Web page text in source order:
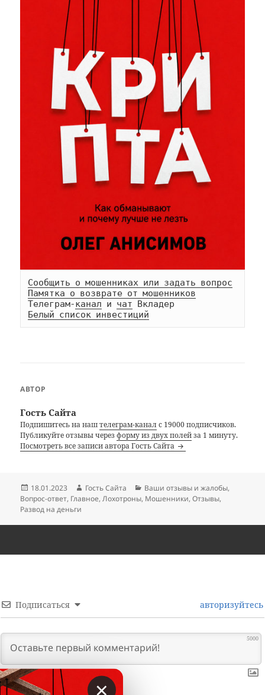
Сообщить о мошенниках или задать вопрос
Памятка о возврате от мошенников
Телеграм-канал и чат
Белый список инвестиций
АВТОР
Гость Сайта
Подпишитесь на наштелеграм-каналс 19000 подписчиков.
Публикуйте отзывы черезформу из двух полейза 1 минуту.
Посмотреть все записи автора Гость Сайта
Опубликовано
18.01.2023 Автор
Гость Сайта Рубрики
Ваши отзывы и жалобы,
Вопрос-ответ, Главное,Лохотроны, Мошенники,Отзывы,
Развод на деньги
Подписаться авторизуйтесь
5000